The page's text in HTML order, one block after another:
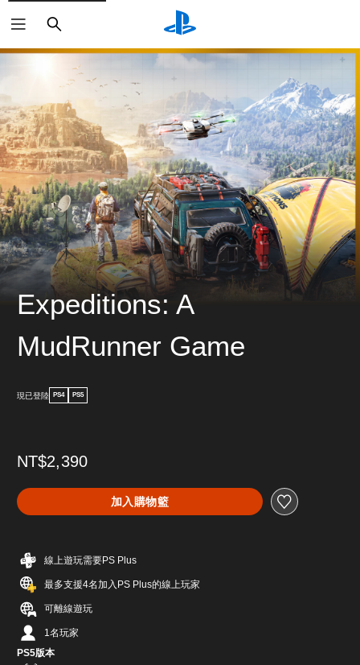
搜
尋
Expeditions: A
MudRunner Game
現已登陸 PS4 PS5
NT$2,390
加入購物籃
線上遊玩需要PS Plus
最多支援4名加入PS Plus的線上玩家
可離線遊玩
1名玩家
PS5版本